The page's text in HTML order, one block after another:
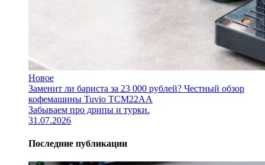
Новое
Заменит ли бариста за 23 000 рублей? Честный обзор
кофемашины Tuvio TCM22AA
Забываем про дрипы и турки.
31.07.2026
Последние публикации